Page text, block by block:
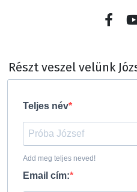
Részt veszel velünk
Teljes név
Add meg teljes neved!
Email cím: